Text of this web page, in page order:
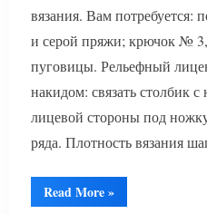
вязания. Вам потребуется:
и серой пряжи; крючок №
пуговицы. Рельефный
накидом: связать столбик
лицевой стороны под
ряда. Плотность вязания
Read More“Шапка
ушанка
»